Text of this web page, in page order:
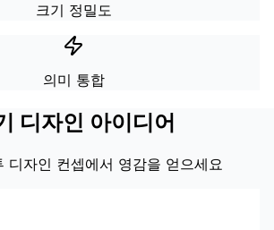
크기 정밀도
의미 통합
디자인 아이디어
디자인 컨셉에서 영감을 얻으세요